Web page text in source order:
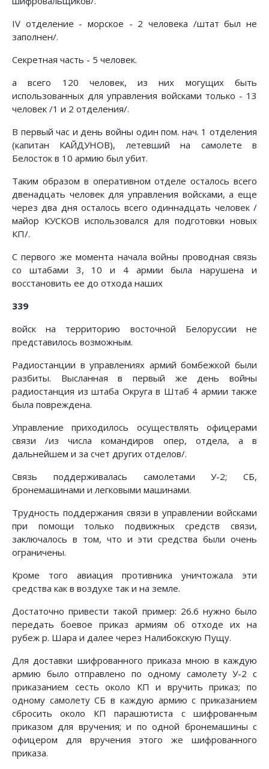
IV отделение - морское - 2 человека /штат был не
заполнен/.
Секретная часть - 5 человек.
а всего 120 человек, из них могущих быть
использованных для управления войсками только - 13
человек /1 и 2 отделения/.
В первый час и день войны один пом. нач. 1 отделения
(капитан КАЙДУНОВ), летевший на самолете в
Белосток в 10 армию был убит.
Таким образом в оперативном отделе осталось всего
двенадцать человек для управления войсками, а еще
через два дня осталось всего одиннадцать человек /
майор КУСКОВ использовался для подготовки новых
КП/.
С первого же момента начала войны проводная связь
со штабами 3, 10 и 4 армии была нарушена и
восстановить ее до отхода наших
339
войск на территорию восточной Белоруссии не
представилось возможным.
Радиостанции в управлениях армий бомбежкой были
разбиты. Высланная в первый же день войны
радиостанция из штаба Округа в Штаб 4 армии также
была повреждена.
Управление приходилось осуществлять офицерами
связи /из числа командиров опер, отдела, а в
дальнейшем и за счет других отделов/.
Связь поддерживалась самолетами У-2; СБ,
бронемашинами и легковыми машинами.
Трудность поддержания связи в управлении войсками
при помощи только подвижных средств связи,
заключалось в том, что и эти средства были очень
ограничены.
Кроме того авиация противника уничтожала эти
средства как в воздухе так и на земле.
Достаточно привести такой пример: 26.6 нужно было
передать боевое приказ армиям об отходе их на
рубеж р. Шара и далее через Налибокскую Пущу.
Для доставки шифрованного приказа мною в каждую
армию было отправлено по одному самолету У-2 с
приказанием сесть около КП и вручить приказ; по
одному самолету СБ в каждую армию с приказанием
сбросить около КП парашютиста с шифрованным
приказом для вручения; и по одной бронемашины с
офицером для вручения этого же шифрованного
приказа.